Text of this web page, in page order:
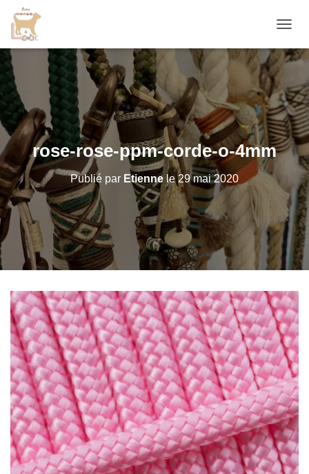
É
P
E
R
L
A
N
I
G
A
T
O
N
rose-rose-ppm-corde-o-4mm
Publié par Etienne le29 mai 2020